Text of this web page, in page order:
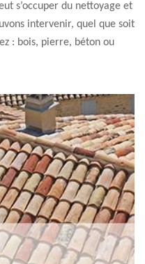
s’occuper du nettoyage et
intervenir, quel que soit
: bois, pierre, béton ou